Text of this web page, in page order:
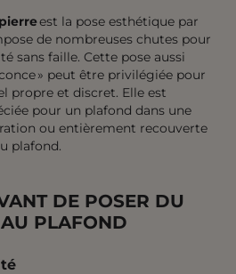
est la pose esthétique par
de nombreuses chutes pour
sans faille. Cette pose aussi
» peut être privilégiée pour
propre et discret. Elle est
pour un plafond dans une
ou entièrement recouverte
plafond.
DE POSER DU
PLAFOND